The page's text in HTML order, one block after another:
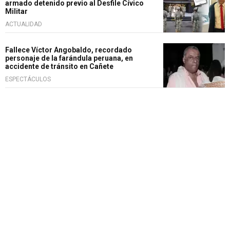
armado detenido previo al Desfile Cívico
Militar
ACTUALIDAD
Fallece Víctor Angobaldo, recordado
personaje de la farándula peruana, en
accidente de tránsito en Cañete
ESPECTÁCULOS